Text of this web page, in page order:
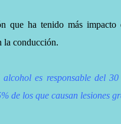
que ha tenido más impacto
la conducción.
es responsable del
de los que causan lesiones